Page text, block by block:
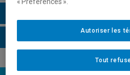
« Préférences ».
Tout
Autoriser les